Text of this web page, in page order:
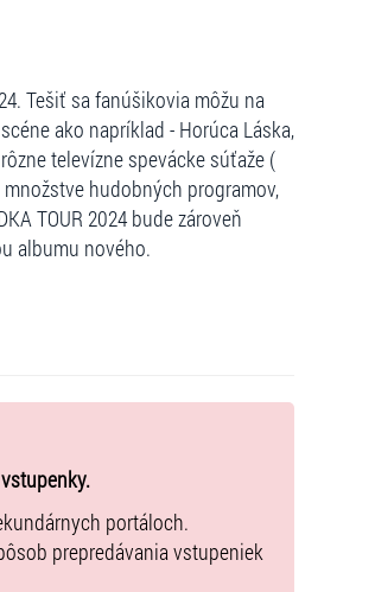
Tešiť sa fanúšikovia môžu na
ako napríklad - Horúca Láska,
televízne spevácke súťaže (
hudobných programov,
TOUR 2024 bude zároveň
albumu nového.
portáloch.
prepredávania vstupeniek